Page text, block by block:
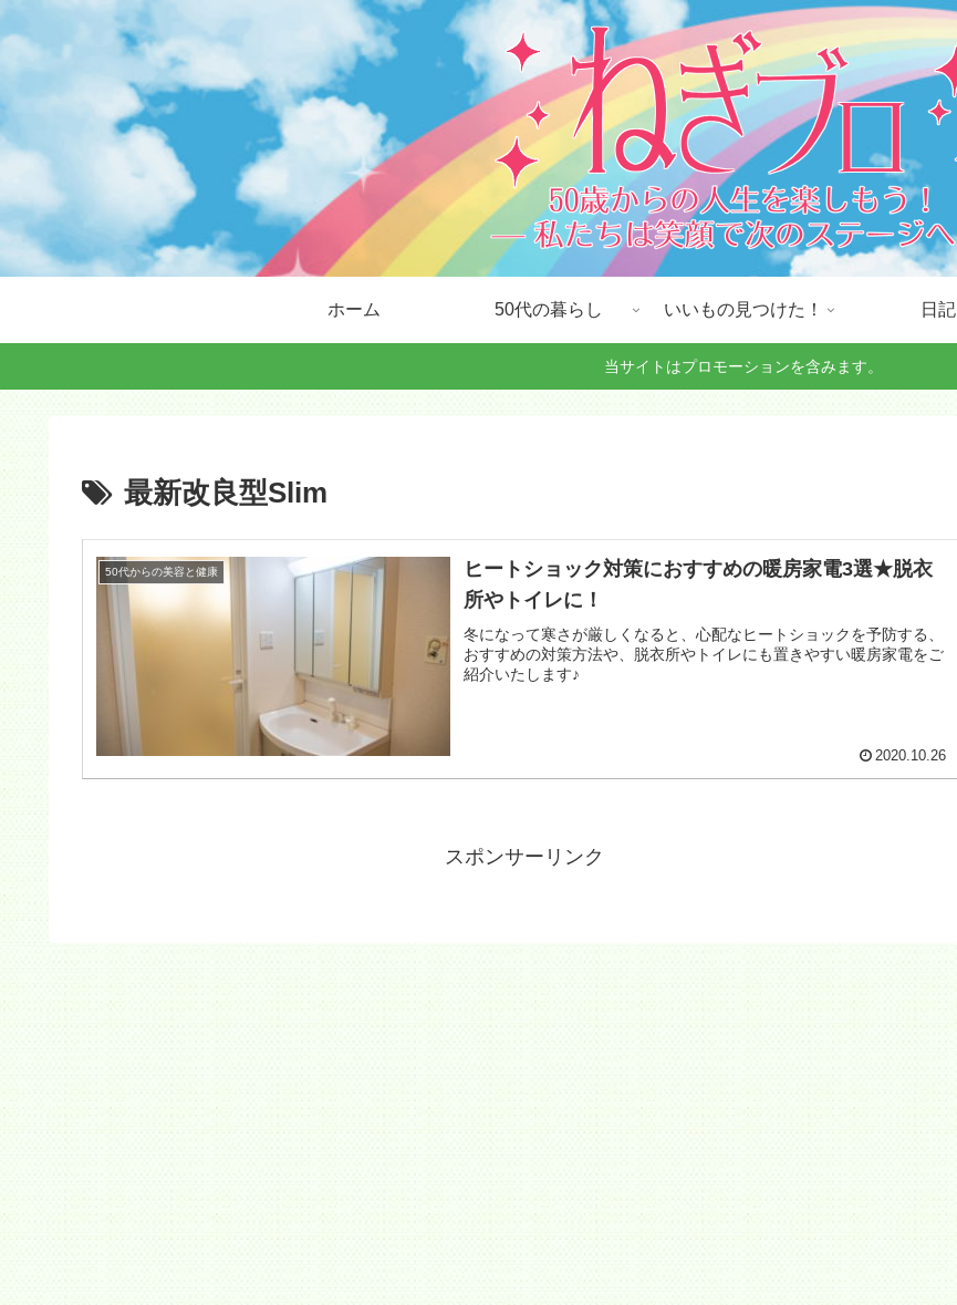
ホーム 50代の暮らし いいもの見つけた！ 日記
当サイトはプロモーションを含みます。
最新改良型Slim
50代からの美容と健康
ヒートショック対策におすすめの暖房家電3選★脱衣
所やトイレに！
冬になって寒さが厳しくなると、心配なヒートショックを予防する、
おすすめの対策方法や、脱衣所やトイレにも置きやすい暖房家電をご
紹介いたします♪
2020.10.26
スポンサーリンク